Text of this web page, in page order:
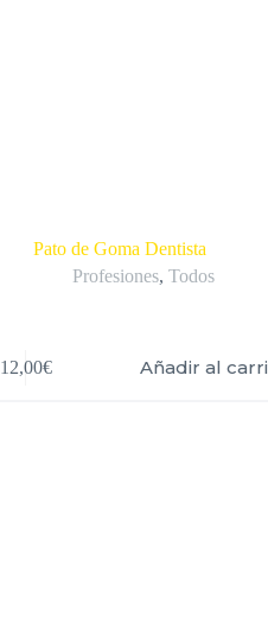
Pato de Goma Dentista
Profesiones, Todos
12,00€ Añadir al